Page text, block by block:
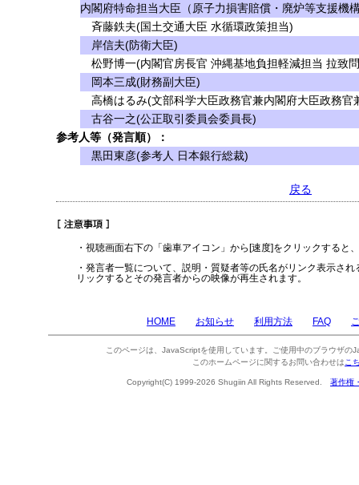
内閣府特命担当大臣（原子力損害賠償・廃炉等支援機
斉藤鉄夫(国土交通大臣 水循環政策担当)
岸信夫(防衛大臣)
松野博一(内閣官房長官 沖縄基地負担軽減担当 拉致
岡本三成(財務副大臣)
高橋はるみ(文部科学大臣政務官兼内閣府大臣政務官
古谷一之(公正取引委員会委員長)
参考人等（発言順）：
黒田東彦(参考人 日本銀行総裁)
戻る
・視聴画面右下の「歯車アイコン」から[速度]をクリックすると
・発言者一覧について、説明・質疑者等の氏名がリンク表示さ
リックするとその発言者からの映像が再生されます。
HOME お知らせ 利用方法 FAQ
このページは、JavaScriptを使用しています。ご使用中のブラウザの
このホームページに関するお問い合わせは こ
Copyright(C) 1999-2026 Shugiin All Rights Reserved. 著作権